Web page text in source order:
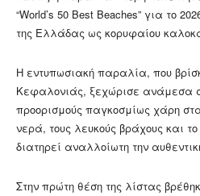
“World’s 50 Best Beaches” για το
της Ελλάδας ως κορυφαίου
Η εντυπωσιακή παραλία, που
Κεφαλονιάς, ξεχώρισε ανάμεσα
προορισμούς παγκοσμίως χάρη
νερά, τους λευκούς βράχους και
διατηρεί αναλλοίωτη την
Στην πρώτη θέση της λίστας